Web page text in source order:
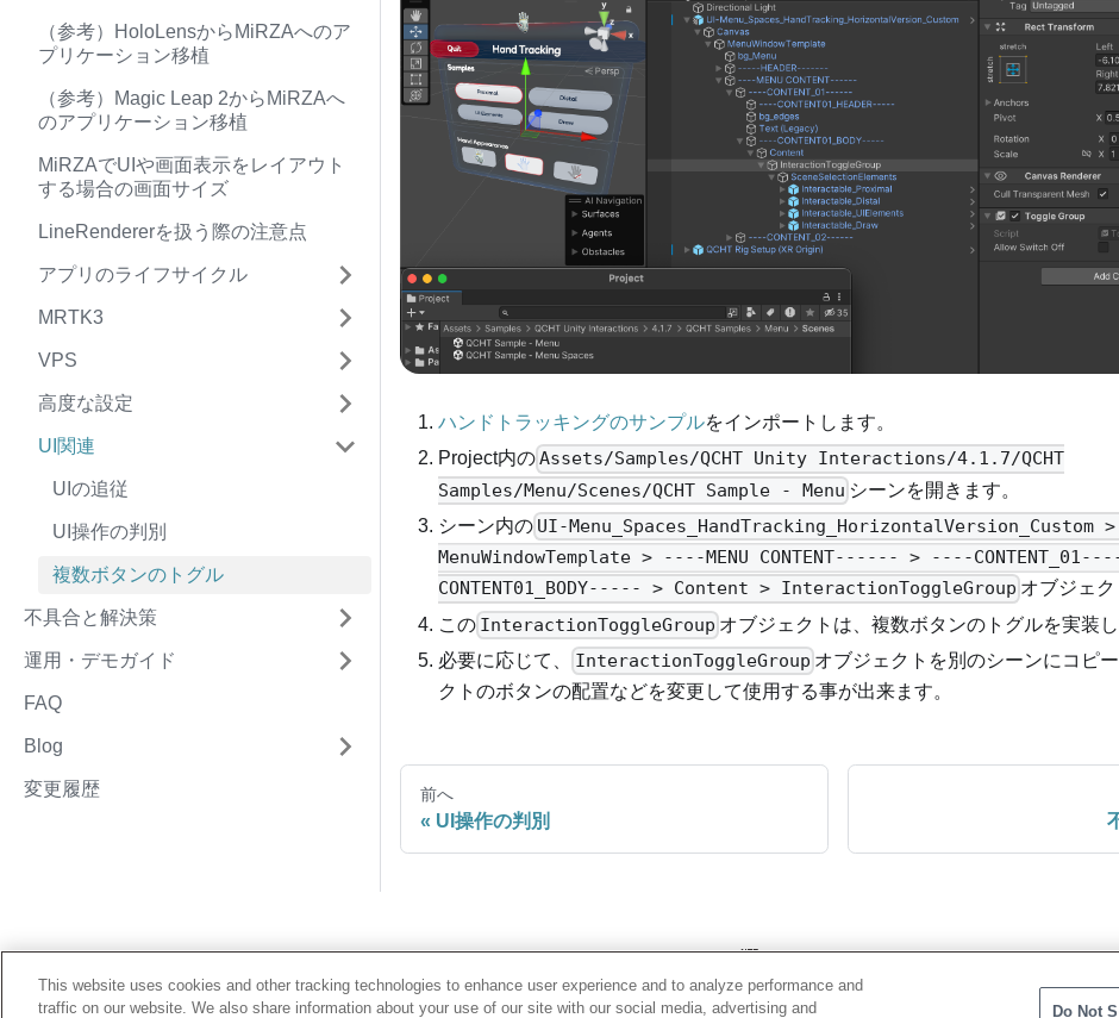
（参考）HoloLensからMiRZAへのア
プリケーション移植
（参考）Magic Leap 2からMiRZAへ
のアプリケーション移植
MiRZAでUIや画面表示をレイアウト
する場合の画面サイズ
LineRendererを扱う際の注意点
アプリのライフサイクル
MRTK3
VPS
高度な設定
UI関連
UIの追従
UI操作の判別
複数ボタンのトグル
不具合と解決策
運用・デモガイド
FAQ
Blog
変更履歴
ハンドトラッキングのサンプルをインポートします。
Project内のAssets/Samples/QCHT Unity Interactions/4.1.7/QCHT
Samples/Menu/Scenes/QCHT Sample - Menu シーンを開きます。
シーン内の UI-Menu_Spaces_HandTracking_HorizontalVersion_Custom
MenuWindowTemplate > ----MENU CONTENT------ > ----
CONTENT01_BODY----- > Content > InteractionToggleGroup オブジェク
この InteractionToggleGroup オブジェクトは、複数ボタンのトグルを実装し
必要に応じて、
InteractionToggleGroup オブジェクトを別のシーンにコピ
クトのボタンの配置などを変更して使用する事が出来ます。
前へ
UI操作の判別
This website uses cookies and other tracking technologies to enhance user experience and to analyze performance and
traffic on our website. We also share information about your use of our site with our social media, advertising and
Do Not